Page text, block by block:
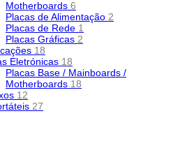
Motherboards 6
Placas de Alimentação 2
Placas de Rede 1
Placas Gráficas 2
18
Eletrónicas 18
Placas Base / Mainboards /
Motherboards 18
12
27